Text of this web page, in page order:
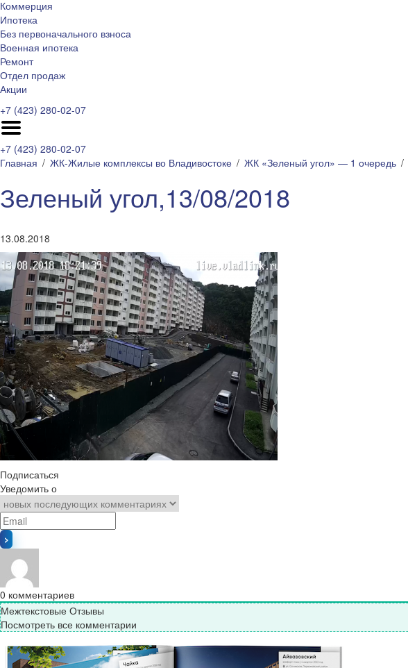
Коммерция
Ипотека
Без первоначального взноса
Военная ипотека
Ремонт
Отдел продаж
Акции
+7 (423) 280-02-07
+7 (423) 280-02-07
Главная
ЖК-Жилые комплексы во Владивостоке ЖК «Зеленый угол» — 1 очередь
Зеленый угол,13/08/2018
13.08.2018
Подписаться
Уведомить о
0 комментариев
Межтекстовые Отзывы
Посмотреть все комментарии